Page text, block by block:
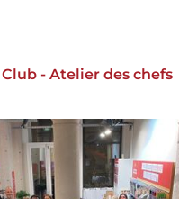
Club - Atelier des chefs